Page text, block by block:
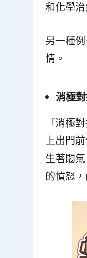
和化學
另一種
情。
消極
「消極
上出門
生著悶
的憤怒